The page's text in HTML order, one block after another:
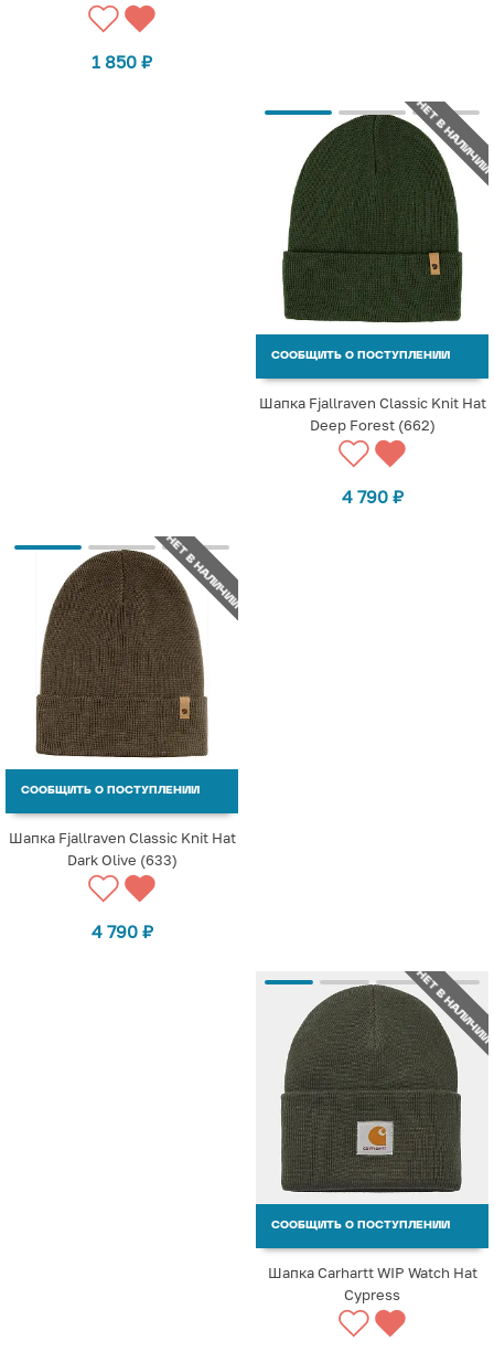
1 850 ₽
НЕТ В НАЛИЧИИ
СООБЩИТЬ О ПОСТУПЛЕНИИ
Шапка Fjallraven Classic Knit Hat
Deep Forest (662)
4 790 ₽
НЕТ В НАЛИЧИИ
СООБЩИТЬ О ПОСТУПЛЕНИИ
Шапка Fjallraven Classic Knit Hat
Dark Olive (633)
4 790 ₽
НЕТ В НАЛИЧИИ
СООБЩИТЬ О ПОСТУПЛЕНИИ
Шапка Carhartt WIP Watch Hat
Cypress